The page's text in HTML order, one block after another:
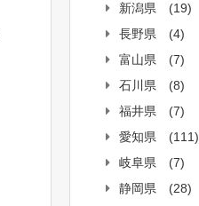
新潟県
(19)
長野県
(4)
富山県
(7)
石川県
(8)
福井県
(7)
愛知県
(111)
岐阜県
(7)
静岡県
(28)